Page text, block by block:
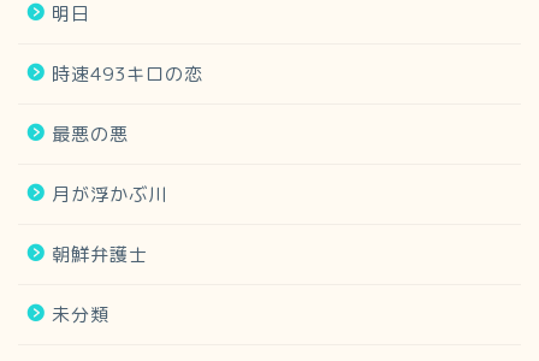
明日
時速493キロの恋
最悪の悪
月が浮かぶ川
朝鮮弁護士
未分類